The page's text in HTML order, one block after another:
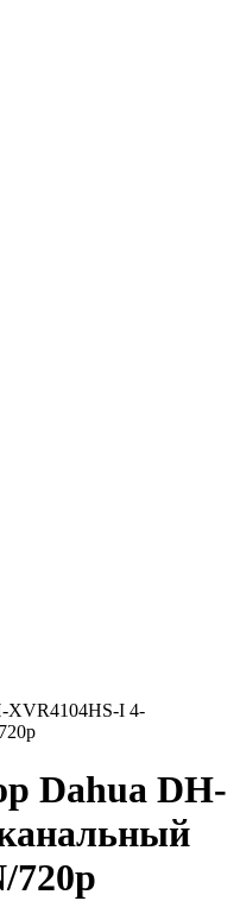
XVR4104HS-I 4-
Dahua DH-
720p